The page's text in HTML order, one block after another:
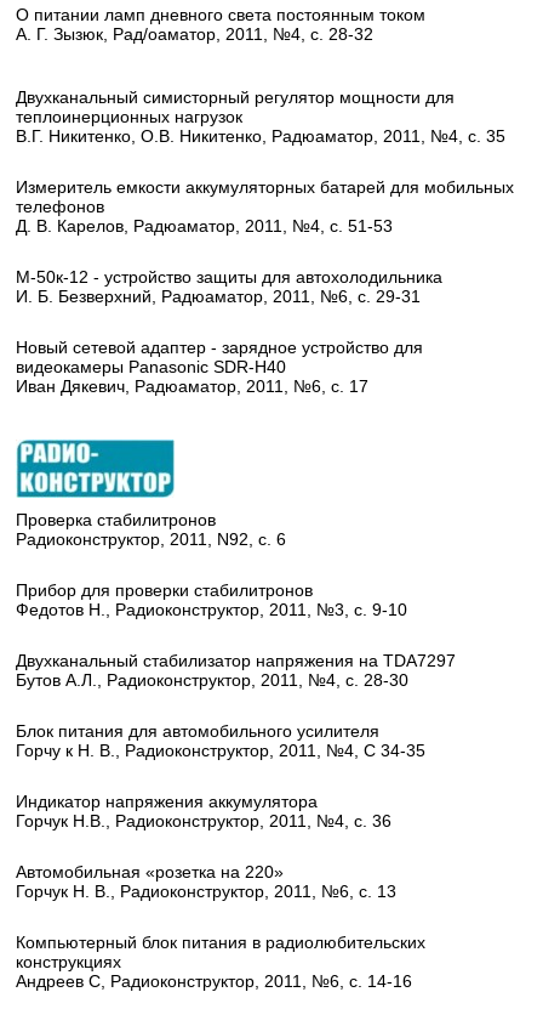
О питании ламп дневного света постоянным током
А. Г. Зызюк, Рад/оаматор, 2011, №4, с. 28-32
Двухканальный симисторный регулятор мощности для
теплоинерционных нагрузок
В.Г. Никитенко, О.В. Никитенко, Радюаматор, 2011, №4, с. 35
Измеритель емкости аккумуляторных батарей для мобильных
телефонов
Д. В. Карелов, Радюаматор, 2011, №4, с. 51-53
М-50к-12 - устройство защиты для автохолодильника
И. Б. Безверхний, Радюаматор, 2011, №6, с. 29-31
Новый сетевой адаптер - зарядное устройство для
видеокамеры Panasonic SDR-H40
Иван Дякевич, Радюаматор, 2011, №6, с. 17
Проверка стабилитронов
Радиоконструктор, 2011, N92, с. 6
Прибор для проверки стабилитронов
Федотов Н., Радиоконструктор, 2011, №3, с. 9-10
Двухканальный стабилизатор напряжения на TDA7297
Бутов А.Л., Радиоконструктор, 2011, №4, с. 28-30
Блок питания для автомобильного усилителя
Горчу к Н. В., Радиоконструктор, 2011, №4, С 34-35
Индикатор напряжения аккумулятора
Горчук Н.В., Радиоконструктор, 2011, №4, с. 36
Автомобильная «розетка на 220»
Горчук Н. В., Радиоконструктор, 2011, №6, с. 13
Компьютерный блок питания в радиолюбительских
конструкциях
Андреев С, Радиоконструктор, 2011, №6, с. 14-16